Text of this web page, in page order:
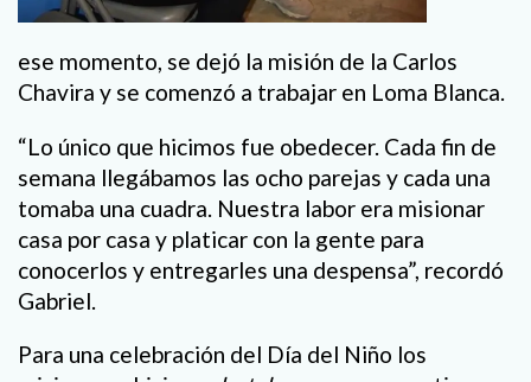
ese momento, se dejó la misión de la Carlos
Chavira y se comenzó a trabajar en Loma Blanca.
“Lo único que hicimos fue obedecer. Cada fin de
semana llegábamos las ocho parejas y cada una
tomaba una cuadra. Nuestra labor era misionar
casa por casa y platicar con la gente para
conocerlos y entregarles una despensa”, recordó
Gabriel.
Para una celebración del Día del Niño los